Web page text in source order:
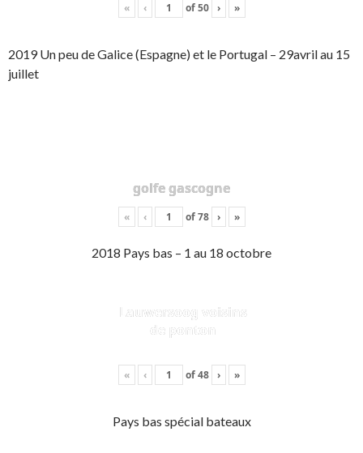
« ‹ of50 › »
2019 Un peu de Galice (Espagne) et le Portugal – 29avril au 15
juillet
golfe gascogne
« ‹ of78 › »
2018 Pays bas – 1 au 18 octobre
Lauwersoog voisins
de ponton
« ‹ of48 › »
Pays bas spécial bateaux